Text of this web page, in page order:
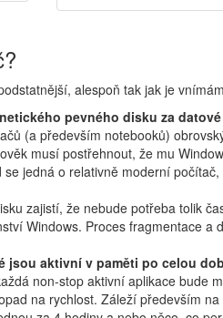
alespoň tak jak je
pevného disku za
(a především notebooků)
musí postřehnout, že mu
jedná o relativně moderní
zajistí, že nebude potřeba tolik
Windows. Proces fragmentace a
jsou aktivní v paměti po celou
non-stop aktivní aplikace bude
na rychlost. Záleží především